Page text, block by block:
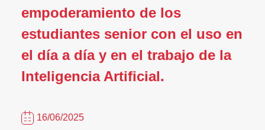
empoderamiento de los
estudiantes senior con el uso en
el día a día y en el trabajo de la
Inteligencia Artificial.
16/06/2025